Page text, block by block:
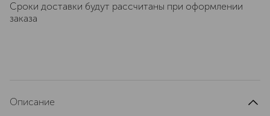
Сроки доставки будут рассчитаны при оформлении
заказа
Описание